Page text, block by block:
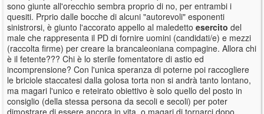
sono giunte all'orecchio sembra proprio di no, per entrambi i
quesiti. Prprio dalle bocche di alcuni "autorevoli" esponenti
sinistrorsi, è giunto l'accorato appello al maledetto esercito del
male che rappresenta il PD di fornire uomini (candidati/e) e mezzi
(raccolta firme) per creare la brancaleoniana compagine. Allora chi
è il fetente??? Chi è lo sterile fomentatore di astio ed
incomprensione? Con l'unica speranza di poterne poi raccogliere
le briciole staccatesi dalla golosa torta non si andrà tanto lontano,
ma magari l'unico e reteirato obiettivo è solo quello del posto in
consiglio (della stessa persona da secoli e secoli) per poter
dimostrare di essere ancora in vita, o magari di tornarci dopo